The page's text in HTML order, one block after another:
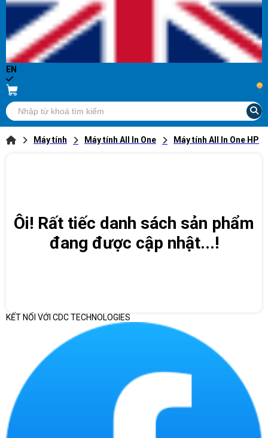
EN
...
Máy tính Máy tính All In One Máy tính All In One HP
Ôi! Rất tiếc danh sách sản phẩm
đang được cập nhật...!
KẾT NỐI VỚI CDC TECHNOLOGIES